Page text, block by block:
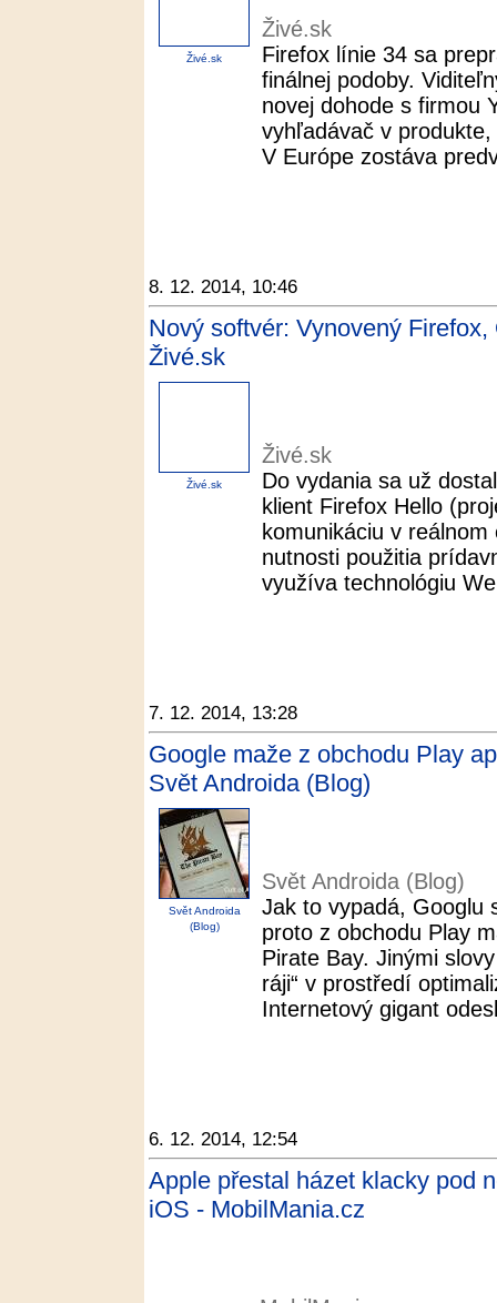
Živé.sk
Živé.sk
Firefox línie 34 sa
finálnej podoby.
novej dohode s firmou
vyhľadávač v
V Európe zostáva
8. 12. 2014, 10:46
Nový softvér: Vynovený
Živé.sk
Živé.sk
Živé.sk
Do vydania sa už
klient Firefox Hello
komunikáciu v
nutnosti použitia
využíva technológiu
7. 12. 2014, 13:28
Google maže z obchodu Play
Svět Androida (Blog)
Svět Androida
(Blog)
Svět Androida (Blog)
Jak to vypadá, Googlu
proto z obchodu Play
Pirate Bay. Jinými
ráji“ v prostředí
Internetový gigant
6. 12. 2014, 12:54
Apple přestal házet klacky pod
iOS - MobilMania.cz